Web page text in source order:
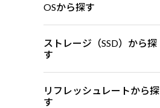
OSから探す
ストレージ（SSD）から探
す
リフレッシュレートから探
す